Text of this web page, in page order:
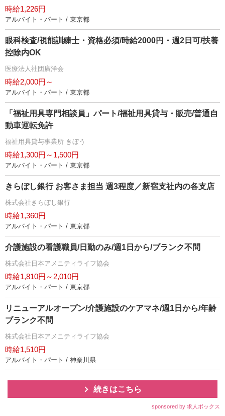
時給1,226円
アルバイト・パート / 東京都
眼科検査/視能訓練士・資格必須/時給2000円・週2日可/扶養
控除内OK
医療法人社団廣洋会
時給2,000円～
アルバイト・パート / 東京都
「福祉用具専門相談員」パート/福祉用具貸与・販売/普通自
動車運転免許
福祉用具貸与事業所 きぼう
時給1,300円～1,500円
アルバイト・パート / 東京都
きらぼし銀行 お客さま担当 週3程度／新宿支社内の各支店
株式会社きらぼし銀行
時給1,360円
アルバイト・パート / 東京都
介護施設の看護職員/日勤のみ/週1日から/ブランク不問
株式会社日本アメニティライフ協会
時給1,810円～2,010円
アルバイト・パート / 東京都
リニューアルオープン/介護施設のケアマネ/週1日から/年齢
ブランク不問
株式会社日本アメニティライフ協会
時給1,510円
アルバイト・パート / 神奈川県
続きはこちら
sponsored by 求人ボックス